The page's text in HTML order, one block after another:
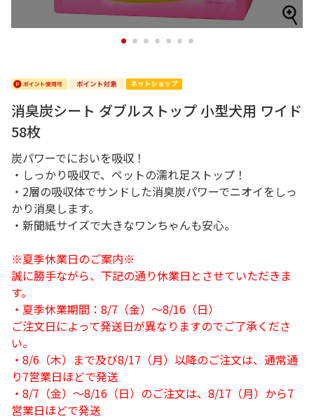
1 2 3 4 5 6 7
消臭炭シート ダブルストップ 小型犬用 ワイド
58枚
炭パワーでにおいを吸収！
・しっかり吸収で、ペットの濡れ足ストップ！
・2層の吸収体でサンドした消臭炭パワーでニオイをしっ
かり消臭します。
・新聞紙サイズで大きなワンちゃんも安心。
※夏季休業日のご案内※
誠に勝手ながら、下記の通り休業日とさせていただきま
す。
・夏季休業期間：8/7（金）～8/16（日）
ご注文日によって発送日が異なりますのでご了承くださ
い。
・8/6（木）まで及び8/17（月）以降のご注文は、通常通
り7営業日ほどで発送
・8/7（金）～8/16（日）のご注文は、8/17（月）から7
営業日ほどで発送